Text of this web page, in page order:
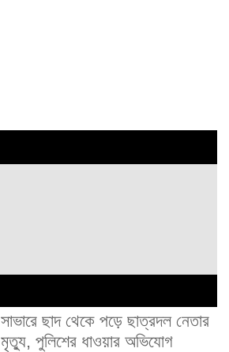
সাভারে ছাদ থেকে পড়ে ছাত্রদল নেতার
মৃত্যু, পুলিশের ধাওয়ার অভিযোগ